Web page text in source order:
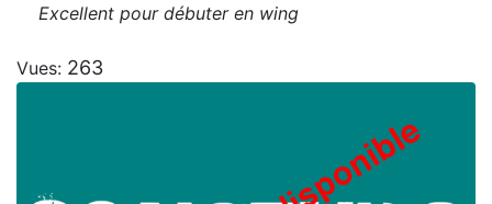
Excellent pour débuter en wing
Vues: 263